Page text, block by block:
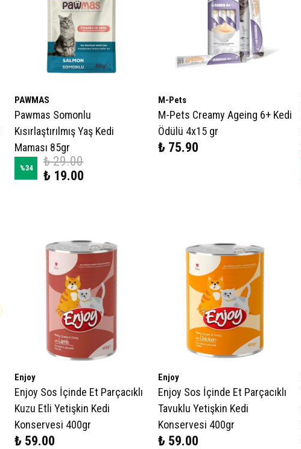
PAWMAS
Pawmas Somonlu
Kısırlaştırılmış Yaş Kedi
Maması 85gr
%34
₺ 29.00
₺ 19.00
M-Pets
M-Pets Creamy Ageing 6+ Kedi
Ödülü 4x15 gr
₺ 75.90
Enjoy
Enjoy Sos İçinde Et Parçacıklı
Kuzu Etli Yetişkin Kedi
Konservesi 400gr
₺ 59.00
Enjoy
Enjoy Sos İçinde Et Parçacıklı
Tavuklu Yetişkin Kedi
Konservesi 400gr
₺ 59.00